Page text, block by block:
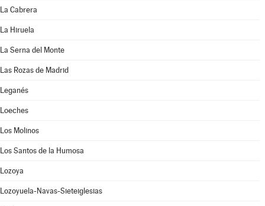
La Cabrera
La Hiruela
La Serna del Monte
Las Rozas de Madrid
Leganés
Loeches
Los Molinos
Los Santos de la Humosa
Lozoya
Lozoyuela-Navas-Sieteiglesias